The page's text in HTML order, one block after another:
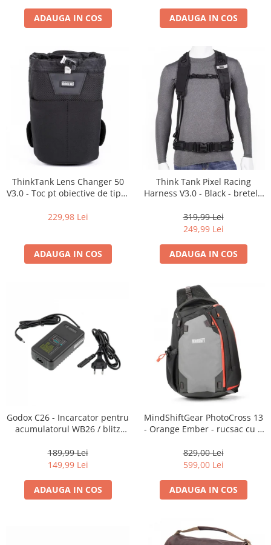
Lampi lumina continua
Stative/boom-uri pentru lumini
Fundaluri
Suporti pentru fundaluri
Blende
Umbrele
Corturi si mese pt. fotografia de
produs
Declansatoare Radio si Infrarosu
Huse si genti pentru studio
Calibrare expunere
Scannere Documente
Hartie foto
Filme foto si scanere film
Filme instant FUJI INSTAX
diapozitive 35mm color
diapozitive late 120mm color
ADAUGA IN COS ADAUGA IN COS
ThinkTank Lens Changer 50
V3.0 - Toc pt obiective de tipul
229,98 Lei
ADAUGA IN COS
Think Tank Pixel Racing
Harness V3.0 - Black - bretele
319,99 Lei
249,99 Lei
ADAUGA IN COS
Godox C26 - Incarcator pentru
acumulatorul WB26 / blitz
189,99 Lei
149,99 Lei
ADAUGA IN COS
MindShiftGear PhotoCross 13
- Orange Ember - rucsac cu o
829,00 Lei
599,00 Lei
ADAUGA IN COS